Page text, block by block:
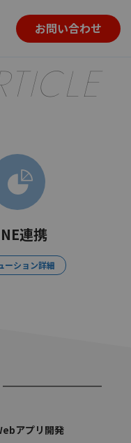
お問い合わせ
連携
ーション詳細
アプリ開発